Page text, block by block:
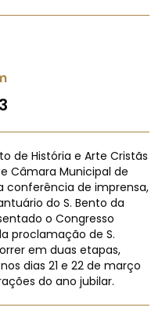
de História e Arte Cristãs
Câmara Municipal de
conferência de imprensa,
do S. Bento da
o Congresso
proclamação de S.
em duas etapas,
dias 21 e 22 de março
do ano jubilar.